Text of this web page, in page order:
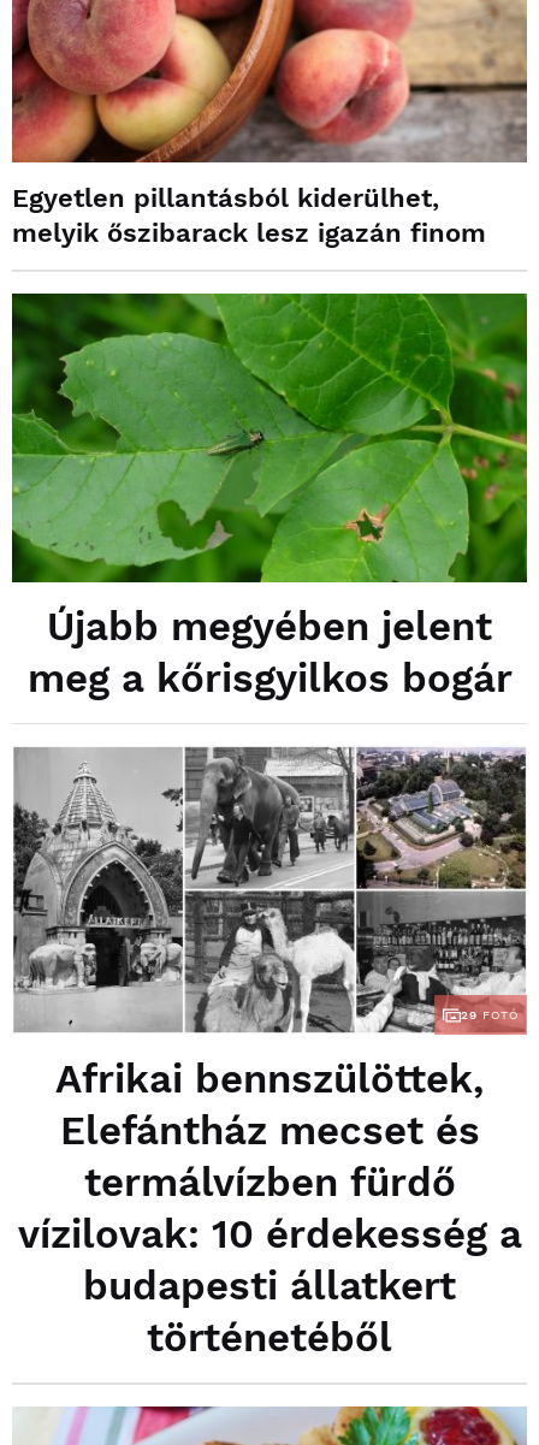
Egyetlen pillantásból kiderülhet,
melyik őszibarack lesz igazán finom
Újabb megyében jelent
meg a kőrisgyilkos bogár
29 FOTÓ
Afrikai bennszülöttek,
Elefántház mecset és
termálvízben fürdő
vízilovak: 10 érdekesség a
budapesti állatkert
történetéből